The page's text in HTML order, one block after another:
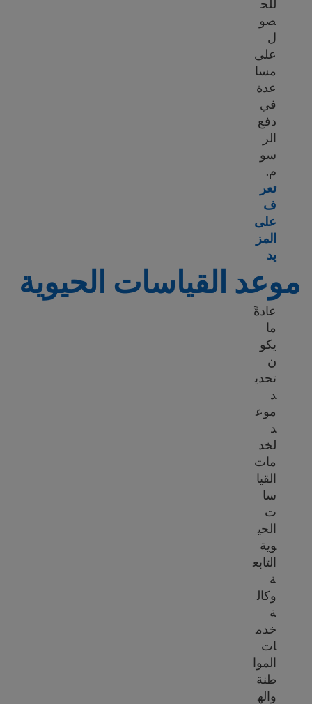
للح
صو
ل
على
مسا
عدة
في
دفع
الر
سو
م.
تعر
ف
على
المز
يدLearn more about Citizenship application fee
موعد القياسات الحيوية
عادةً
ما
يكو
ن
تحدي
د
موع
د
لخد
مات
القيا
سا
ت
الحي
وية
التابع
ة
وكال
ة
خدم
ات
الموا
طنة
واله